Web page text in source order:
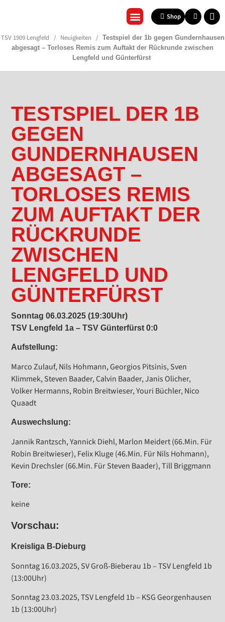
Shop
TSV 1909 Lengfeld / Neuigkeiten / Testspiel der 1b gegen Gundernhausen
abgesagt – Torloses Remis zum Auftakt der Rückrunde zwischen
Lengfeld und Günterfürst
TESTSPIEL DER 1B
GEGEN
GUNDERNHAUSEN
ABGESAGT –
TORLOSES REMIS
ZUM AUFTAKT DER
RÜCKRUNDE
ZWISCHEN
LENGFELD UND
GÜNTERFÜRST
Sonntag 06.03.2025 (19:30Uhr)
TSV Lengfeld 1a – TSV Günterfürst 0:0
Aufstellung:
Marco Zulauf, Nils Hohmann, Georgios Pitsinis, Sven
Klimmek, Steven Baader, Calvin Baader, Janis Olicher,
Volker Hermanns, Robin Breitwieser, Youri Büchler, Nico
Quaadt
Auswechslung:
Jannik Rantzsch, Yannick Diehl, Marlon Meidert (66.Min. Für
Robin Breitwieser), Felix Kluge (46.Min. Für Nils Hohmann),
Kevin Drechsler (66.Min. Für Steven Baader), Till Briggmann
Tore:
keine
Vorschau:
Kreisliga B-Dieburg
Sonntag 16.03.2025, SV Groß-Bieberau 1b – TSV Lengfeld 1b
(13:00Uhr)
Sonntag 23.03.2025, TSV Lengfeld 1b – KSG Georgenhausen
1b (13:00Uhr)